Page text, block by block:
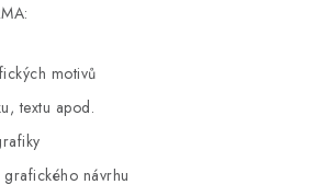
motivů
textu apod.
návrhu